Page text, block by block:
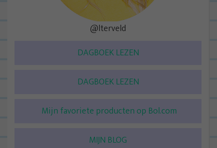
@lterveld
DAGBOEK LEZEN
DAGBOEK LEZEN
Mijn favoriete producten op Bol.com
MIJN BLOG